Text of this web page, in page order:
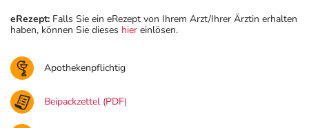
eRezept: Falls Sie ein eRezept von Ihrem Arzt/Ihrer Ärztin erhalten
haben, können Sie dieses hier einlösen.
Apothekenpflichtig
Beipackzettel (PDF)